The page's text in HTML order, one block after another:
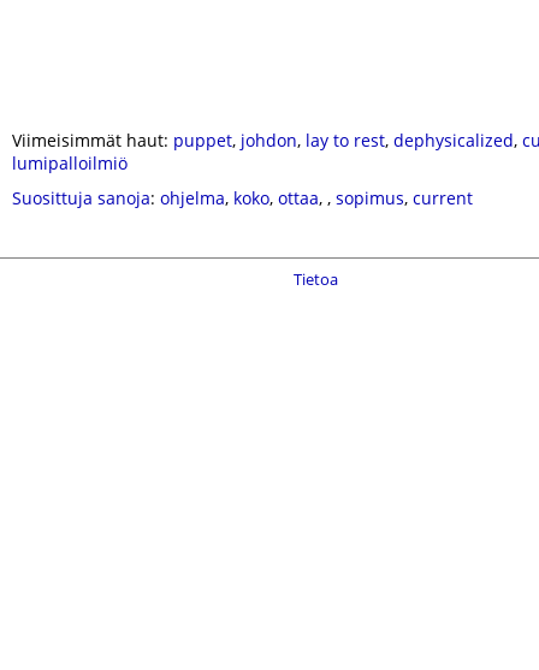
Viimeisimmät haut: puppet, johdon, lay to rest, dephysicalized,
lumipalloilmiö
Suosittuja sanoja: ohjelma, koko, ottaa, , sopimus, current
Tietoa